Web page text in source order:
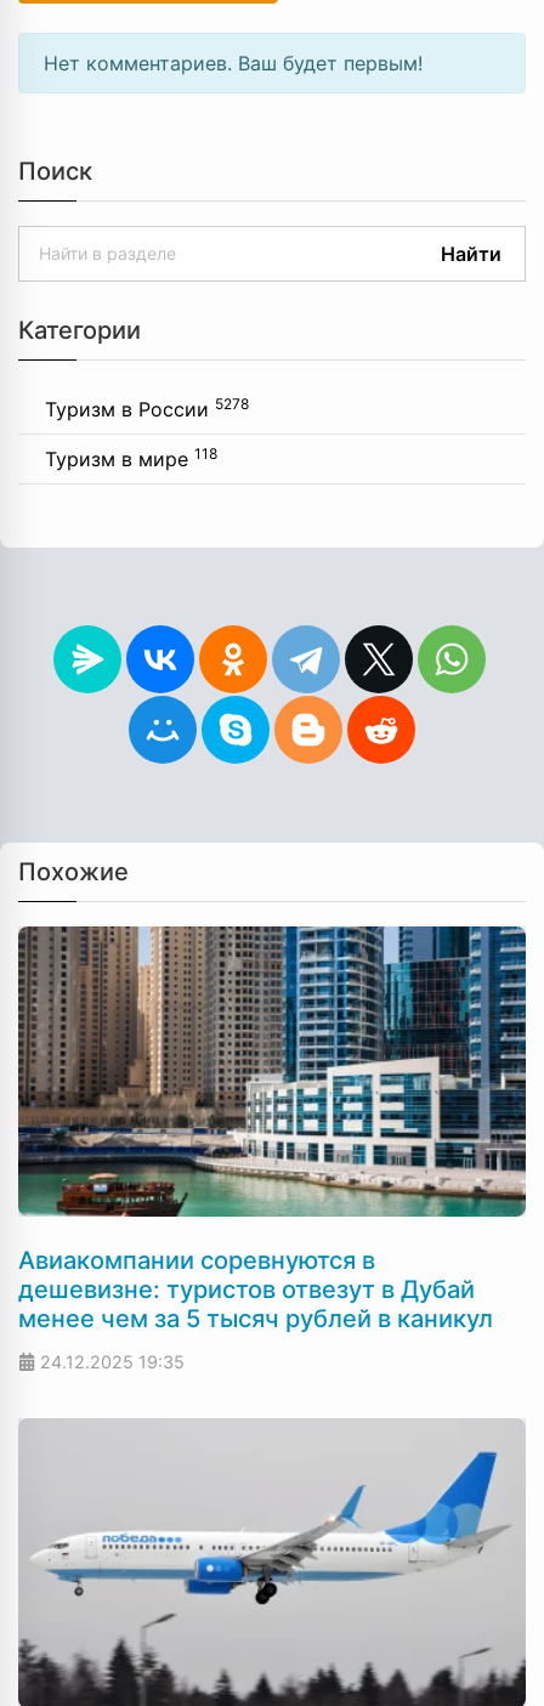
Нет комментариев. Ваш будет первым!
Поиск
Найти
Категории
Туризм в России 5278
Туризм в мире 118
Похожие
Авиакомпании соревнуются в
дешевизне: туристов отвезут в Дубай
менее чем за 5 тысяч рублей в каникул
24.12.2025 19:35